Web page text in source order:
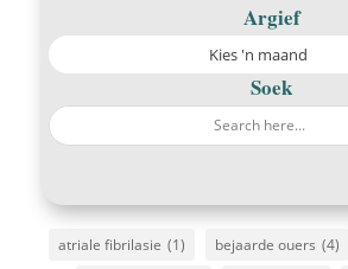
Argief
Soek
atriale fibrilasie (1) bejaarde ouers (4)